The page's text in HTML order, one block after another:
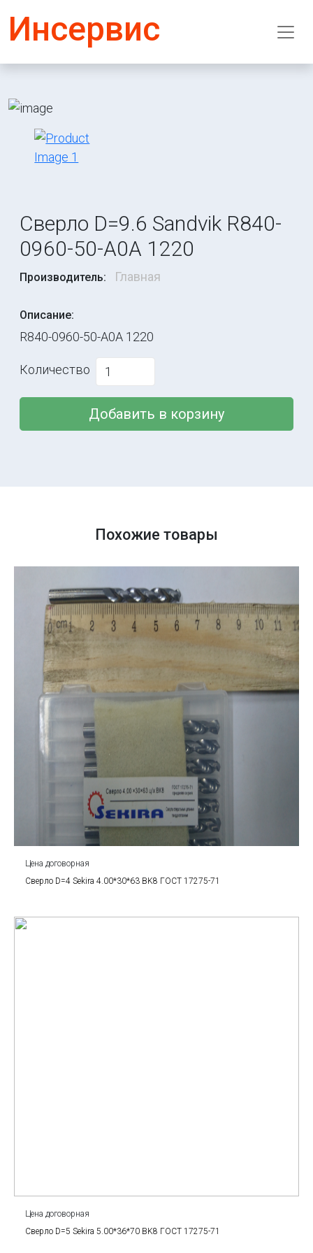
Инсервис
Сверло D=9.6 Sandvik R840-
0960-50-A0A 1220
Производитель: Главная
Описание:
R840-0960-50-A0A 1220
Количество
Добавить в корзину
Похожие товары
Цена договорная
Сверло D=4 Sekira 4.00*30*63 BK8 ГОСТ 17275-71
Цена договорная
Сверло D=5 Sekira 5.00*36*70 BK8 ГОСТ 17275-71